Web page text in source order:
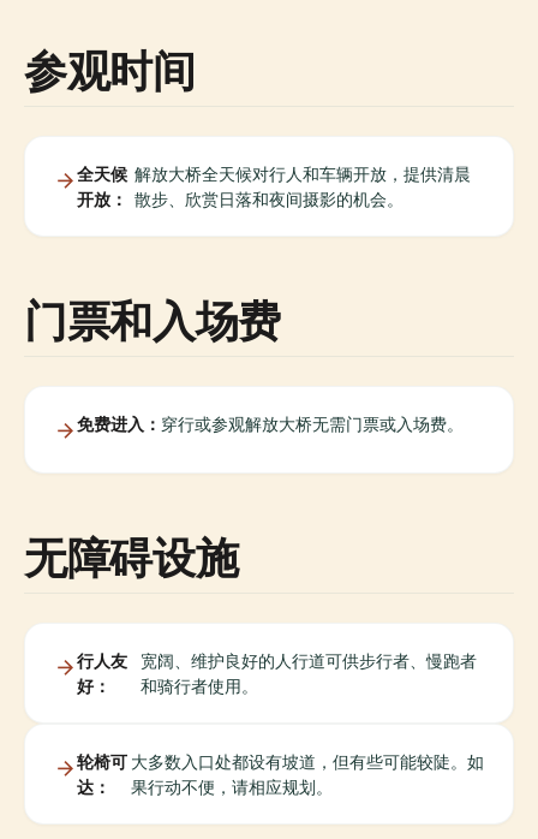
参观时间
全天候
开放：
解放大桥全天候对行人和车辆开放，提供清晨
散步、欣赏日落和夜间摄影的机会。
门票和入场费
免费进入： 穿行或参观解放大桥无需门票或入场费。
无障碍设施
行人友
好：
宽阔、维护良好的人行道可供步行者、慢跑者
和骑行者使用。
轮椅可
达：
大多数入口处都设有坡道，但有些可能较陡。如
果行动不便，请相应规划。